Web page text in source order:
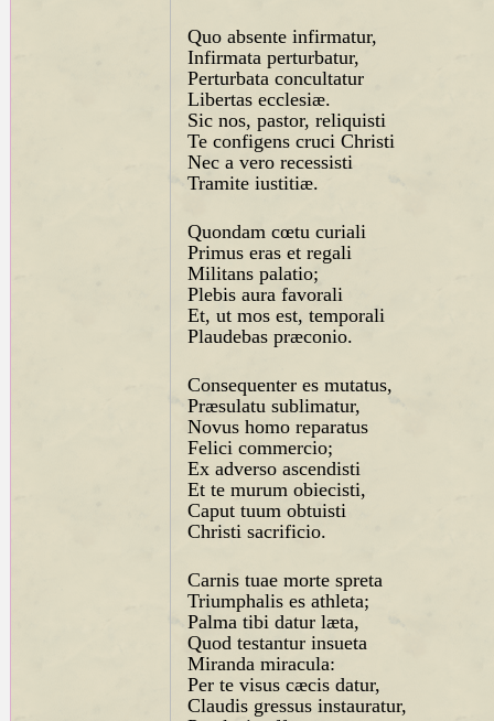
Quo absente infirmatur,
Infirmata perturbatur,
Perturbata concultatur
Libertas ecclesiæ.
Sic nos, pastor, reliquisti
Te configens cruci Christi
Nec a vero recessisti
Tramite iustitiæ.
Quondam cœtu curiali
Primus eras et regali
Militans palatio;
Plebis aura favorali
Et, ut mos est, temporali
Plaudebas præconio.
Consequenter es mutatus,
Præsulatu sublimatur,
Novus homo reparatus
Felici commercio;
Ex adverso ascendisti
Et te murum obiecisti,
Caput tuum obtuisti
Christi sacrificio.
Carnis tuae morte spreta
Triumphalis es athleta;
Palma tibi datur læta,
Quod testantur insueta
Miranda miracula:
Per te visus cæcis datur,
Claudis gressus instauratur,